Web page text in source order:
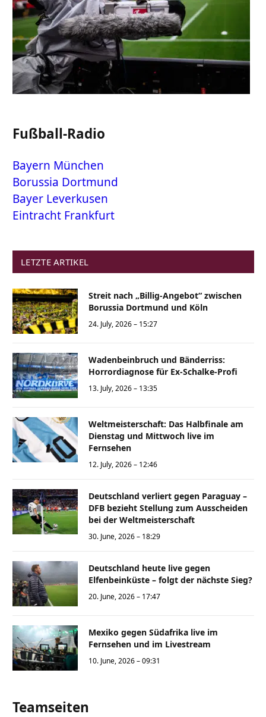
Fußball-Radio
Bayern München
Borussia Dortmund
Bayer Leverkusen
Eintracht Frankfurt
LETZTE ARTIKEL
Streit nach „Billig-Angebot“ zwischen
Borussia Dortmund und Köln
24. July, 2026 – 15:27
Wadenbeinbruch und Bänderriss:
Horrordiagnose für Ex-Schalke-Profi
13. July, 2026 – 13:35
Weltmeisterschaft: Das Halbfinale am
Dienstag und Mittwoch live im
Fernsehen
12. July, 2026 – 12:46
Deutschland verliert gegen Paraguay –
DFB bezieht Stellung zum Ausscheiden
bei der Weltmeisterschaft
30. June, 2026 – 18:29
Deutschland heute live gegen
Elfenbeinküste – folgt der nächste Sieg?
20. June, 2026 – 17:47
Mexiko gegen Südafrika live im
Fernsehen und im Livestream
10. June, 2026 – 09:31
Teamseiten